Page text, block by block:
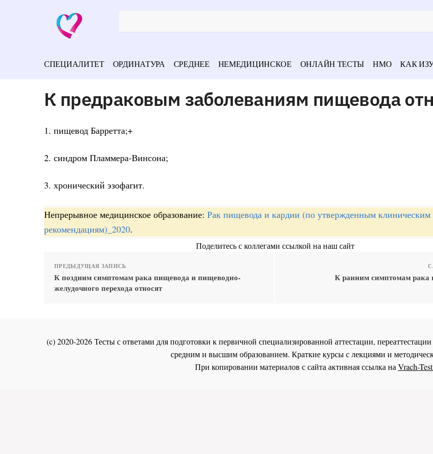
СПЕЦИАЛИТЕТ ОРДИНАТУРА СРЕДНЕЕ НЕМЕДИЦИНСКОЕ ОНЛАЙН ТЕСТЫ НМО КАК
К предраковым заболеваниям пищевода
1. пищевод Барретта;+
2. синдром Пламмера-Винсона;
3. хронический эзофагит.
Непрерывное медицинское образование: Рак пищевода и кардии (по утвержденным клиническим
рекомендациям)_2020.
Поделитесь с коллегами ссылкой на наш сайт
ПРЕДЫДУЩАЯ ЗАПИСЬ
К поздним симптомам рака пищевода и пищеводно-
желудочного перехода относят
К ранним симптомам рака
(c) 2020-2026 Тесты с ответами для подготовки к первичной специализированной аттестации,
средним и высшим образованием. Краткие курсы с лекциями и
При копировании материалов с сайта активная ссылка на Vrach-